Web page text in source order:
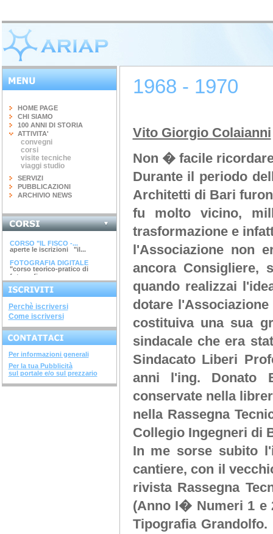
HOME PAGE
CHI SIAMO
100 ANNI DI STORIA
ATTIVITA'
convegni
corsi
visite tecniche
viaggi studio
SERVIZI
PUBBLICAZIONI
ARCHIVIO NEWS
INGEGNERIA DEL...
terminato il corso di 20 ore...
CORSO "IL FISCO -...
aperte le iscrizioni "il...
FOTOGRAFIA DIGITALE
"corso teorico-pratico di
fotografia...
ARGINI, SPONDE E...
corso di 4 ore argini, spinde
e...
DIAGNOSTICA...
avviato il corso di 28 ore...
SISTEMI COSTRUTTIVI...
terminato il corso di 32 ore...
NUOVI DECRETI SU...
terminato il...
METODOLOGIE...
terminato il corso di 28...
SOVRASTRUTTURE...
terminato il corso di 12 ore...
Perchè iscriversi
Come iscriversi
Per informazioni generali
Per la tua Pubblicità
sul portale e/o sul prezzario
1968 - 1970
Vito Giorgio Colaianni
Non � facile
Durante il periodo
Architetti di Bari
fu molto vicino,
trasformazione e
l'Associazione non
ancora Consigliere,
quando realizzai
dotare
costituiva una sua
sindacale che era
Sindacato Liberi
anni l'ing. Donato
conservate nella
nella Rassegna
Collegio Ingegneri di
In me sorse subito
cantiere, con il
rivista Rassegna
(Anno I� Numeri 1 e
Tipografia